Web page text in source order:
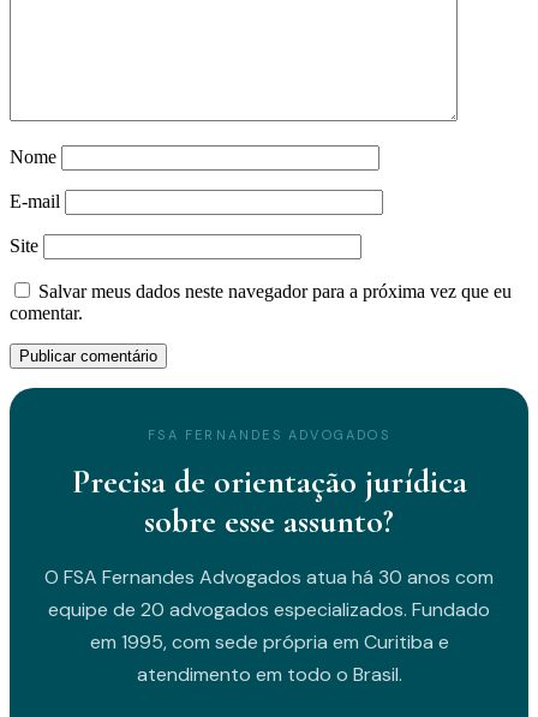
Nome
E-mail
Site
Salvar meus dados neste navegador para a próxima vez que eu
comentar.
FSA FERNANDES ADVOGADOS
Precisa de orientação jurídica
sobre esse assunto?
O FSA Fernandes Advogados atua há 30 anos com
equipe de 20 advogados especializados. Fundado
em 1995, com sede própria em Curitiba e
atendimento em todo o Brasil.